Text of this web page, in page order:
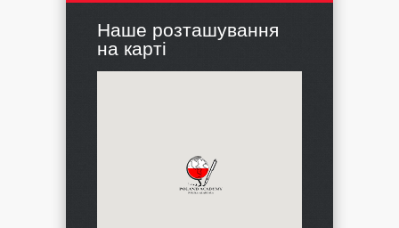
Наше розташування
на карті